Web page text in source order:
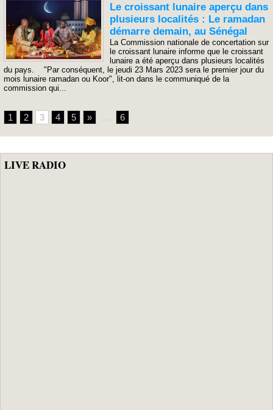
Le croissant lunaire aperçu dans
plusieurs localités : Le ramadan
démarre demain, au Sénégal
La Commission nationale de concertation sur
le croissant lunaire informe que le croissant
lunaire a été aperçu dans plusieurs localités
du pays. "Par conséquent, le jeudi 23 Mars 2023 sera le premier jour du
mois lunaire ramadan ou Koor", lit-on dans le communiqué de la
commission qui...
1 2 3 4 5 » 6
LIVE RADIO